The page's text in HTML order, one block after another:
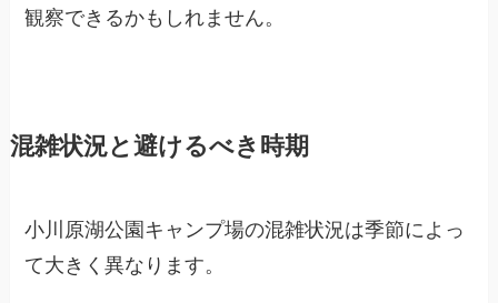
観察できるかもしれません。
混雑状況と避けるべき時期
小川原湖公園キャンプ場の混雑状況は季節によっ
て大きく異なります。